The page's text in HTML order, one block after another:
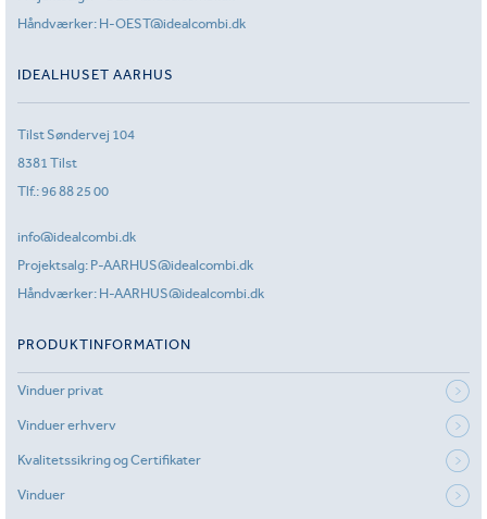
Håndværker: H-OEST@idealcombi.dk
IDEALHUSET AARHUS
Tilst Søndervej 104
8381 Tilst
Tlf.:96 88 25 00
info@idealcombi.dk
Projektsalg: P-AARHUS@idealcombi.dk
Håndværker: H-AARHUS@idealcombi.dk
PRODUKTINFORMATION
Vinduer privat
Vinduer erhverv
Kvalitetssikring og Certifikater
Vinduer